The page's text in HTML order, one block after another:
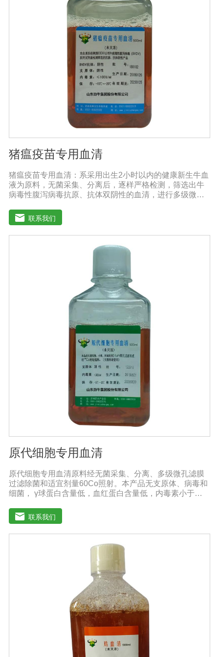
猪瘟疫苗专用血清
猪瘟疫苗专用血清：系采用出生2小时以内的健康新生牛血
液为原料，无菌采集、分离后，逐样严格检测，筛选出牛
病毒性腹泻病毒抗原、抗体双阴性的血清，进行多级微孔
毒和细菌， γ球蛋白含量低，血红蛋白含量低，内毒素小于
5EU/ml，具有良好的促进细胞增殖作用。适用于多种细胞
株的培养、扩增及单克隆抗体的制备和疫苗（尤其是猪瘟
疫苗）的研制及生产。质量标准：符合《中华人民共和国
药典》2020版、《中华人民共和国兽药典》2020版质量标
意事项：解冻：采用逐步解冻法（ -20℃→2-8℃→ 室
温），可减少沉淀的产生使血清质量不会受到影响。
联系我们
原代细胞专用血清
原代细胞专用血清原料经无菌采集、分离、多级微孔滤膜
过滤除菌和适宜剂量60Co照射。本产品无支原体、病毒和
细菌， γ球蛋白含量低，血红蛋白含量低，内毒素小于
的培养。质量标准：符合《中华人民共和国兽药典》2020
版质量标准。规格：100ml/瓶、250ml/瓶、500ml/瓶保
存：-15℃―-20℃有效期：5年注意事项：1、解冻：采用
逐步解冻法（ -20℃→2-8℃→ 室温），可减少沉淀的产生
使血清质量不会受到影响。
联系我们